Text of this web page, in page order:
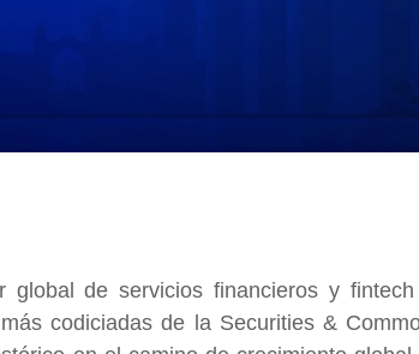
global de servicios financieros y
codiciadas de la Securities &